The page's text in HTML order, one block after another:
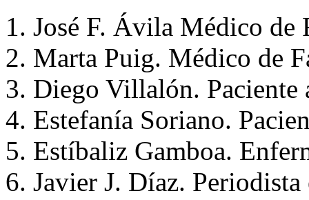
José F. Ávila Médico
Marta Puig. Médico de
Diego Villalón.
Estefanía Soriano.
Estíbaliz Gamboa.
Javier J. Díaz.